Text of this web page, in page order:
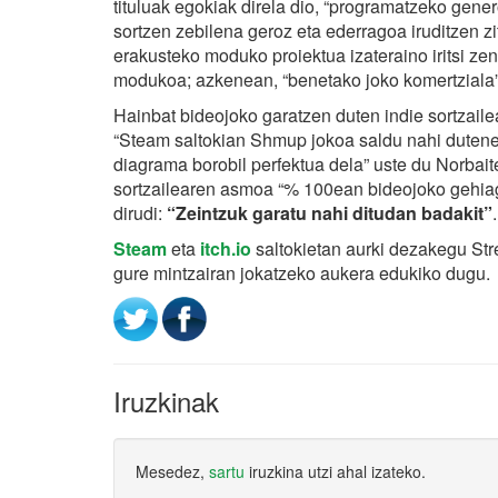
tituluak egokiak direla dio, “programatzeko
sortzen zebilena geroz eta ederragoa iruditzen
erakusteko moduko proiektua izateraino iritsi
modukoa; azkenean, “benetako joko
Hainbat bideojoko garatzen duten indie
“Steam saltokian Shmup jokoa saldu nahi
diagrama borobil perfektua dela” uste du
sortzailearen asmoa “% 100ean bideojoko
dirudi: “Zeintzuk garatu nahi ditudan badakit”.
Steameta itch.io saltokietan aurki dezakegu
gure mintzairan jokatzeko aukera edukiko dugu.
Iruzkinak
Mesedez, sartu iruzkina utzi ahal izateko.